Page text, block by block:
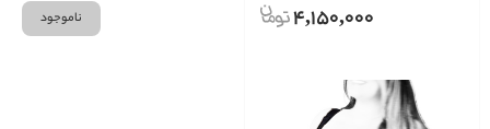
4,150,000 ناموجود